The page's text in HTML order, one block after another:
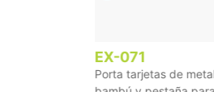
EX-071
Porta tarjetas de